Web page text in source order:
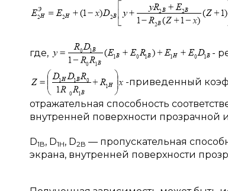
где, -
-приведенный
отражательная способность
внутренней поверхности прозрачной
D1В, D1H, D2В — пропускательная
экрана, внутренней поверхности